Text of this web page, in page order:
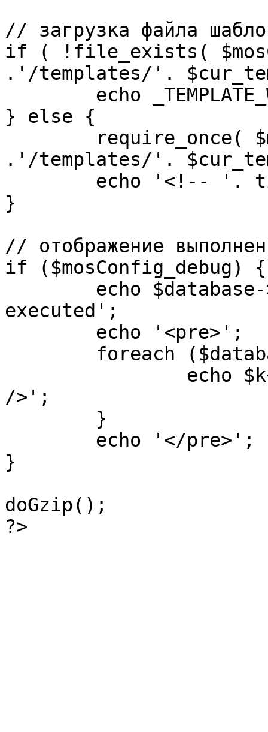
// загрузка файла
if ( !file_exists(
.'/templates/'.
} else {
.'/templates/'.
}
// отображение
if ($mosConfig_debug) {
executed';
/>';
}
doGzip();
?>